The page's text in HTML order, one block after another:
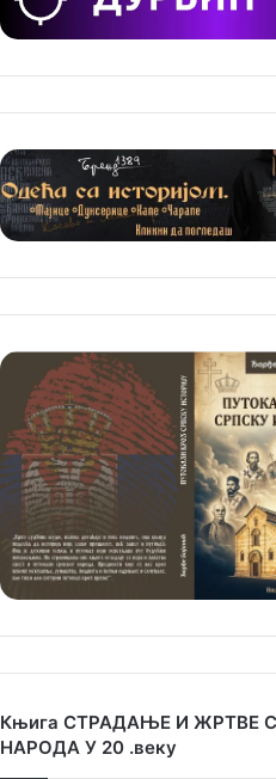
Књига СТРАДАЊЕ И ЖРТВЕ
НАРОДА У 20 .веку